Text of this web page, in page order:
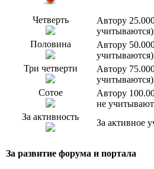
Четверть
Автору
учитываются)
Половина
Автору
учитываются)
Три четверти
Автору
учитываются)
Сотое
Автору
не
За активность
За активное
За развитие форума и портала